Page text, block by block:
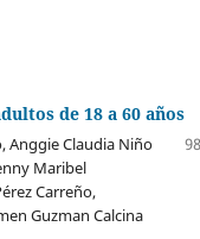
de 18 a 60 años
Anggie Claudia Niño
Maribel
Carreño,
Guzman Calcina